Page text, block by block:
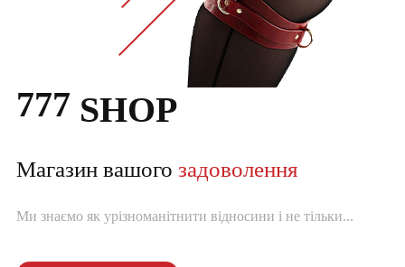
777 SHOP
Магазин вашого задоволення
Ми знаємо як урізноманітнити відносини і не тільки...